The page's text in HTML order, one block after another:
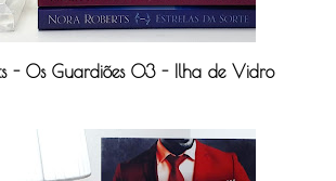
- Os Guardiões 03 - Ilha de Vidro